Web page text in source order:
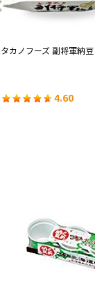
タカノフーズ 副将軍納豆
4.60